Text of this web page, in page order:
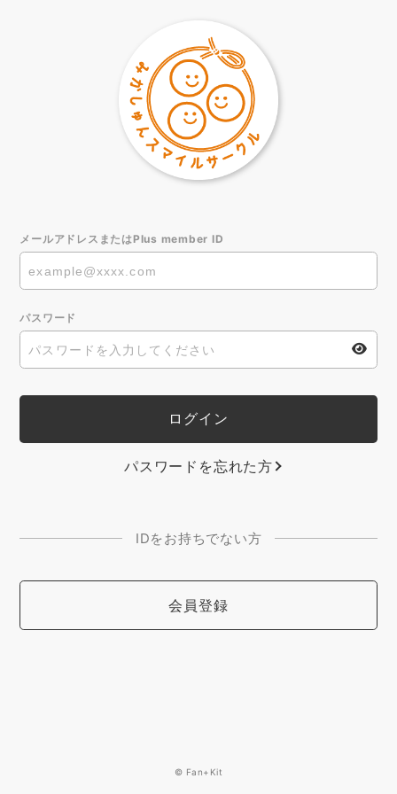
メールアドレスまたはPlus member ID
パスワード
パスワードを忘れた方
IDをお持ちでない方
会員登録
© Fan+Kit